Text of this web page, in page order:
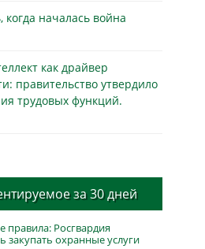
началась война
как драйвер
правительство утвердило
трудовых функций.
за 30 дней
Росгвардия
закупать охранные услуги